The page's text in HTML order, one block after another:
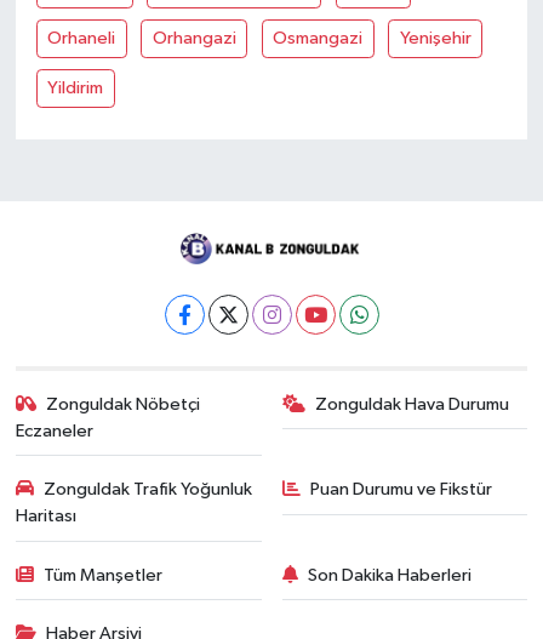
Orhaneli Orhangazi Osmangazi Yenişehir
Yildirim
Zonguldak Nöbetçi
Eczaneler
Zonguldak Hava Durumu
Zonguldak Trafik Yoğunluk
Haritası
Puan Durumu ve Fikstür
Tüm Manşetler Son Dakika Haberleri
Haber Arşivi